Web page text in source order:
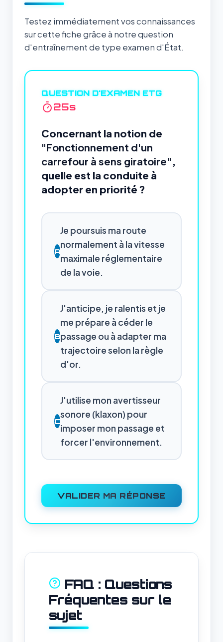
Testez immédiatement vos connaissances
sur cette fiche grâce à notre question
d'entraînement de type examen d'État.
QUESTION D'EXAMEN ETG
24s
Concernant la notion de
"Fonctionnement d'un
carrefour à sens giratoire" ,
quelle est la conduite à
adopter en priorité ?
A
Je poursuis ma route
normalement à la vitesse
maximale réglementaire
de la voie.
B
J'anticipe, je ralentis et je
me prépare à céder le
passage ou à adapter ma
trajectoire selon la règle
d'or.
C
J'utilise mon avertisseur
sonore (klaxon) pour
imposer mon passage et
forcer l'environnement.
VALIDER MA RÉPONSE
FAQ : Questions
Fréquentes sur le
sujet